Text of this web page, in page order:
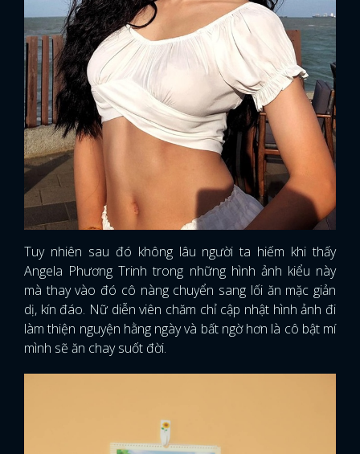
Tuy nhiên sau đó không lâu người ta hiếm khi thấy
Angela Phương Trinh trong những hình ảnh kiểu này
mà thay vào đó cô nàng chuyển sang lối ăn mặc giản
dị, kín đáo. Nữ diễn viên chăm chỉ cập nhật hình ảnh đi
làm thiện nguyện hằng ngày và bất ngờ hơn là cô bật mí
mình sẽ ăn chay suốt đời.